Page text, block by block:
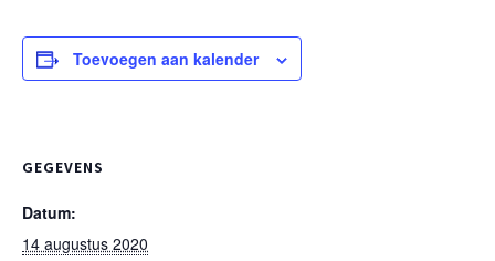
Toevoegen aan kalender
GEGEVENS
Datum:
14 augustus 2020